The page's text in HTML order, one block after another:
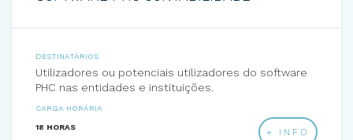
DESTINATÁRIOS
Utilizadores ou potenciais utilizadores do software
PHC nas entidades e instituições.
CARGA HORÁRIA
18 HORAS + INFO